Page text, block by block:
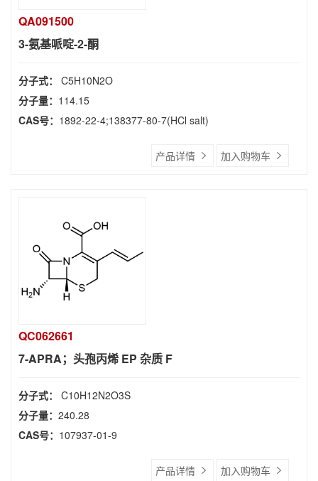
QA091500
3-氨基哌啶-2-酮
分子式： C5H10N2O
分子量： 114.15
CAS号： 1892-22-4;138377-80-7(HCl salt)
产品详情 加入购物车
QC062661
7-APRA；头孢丙烯 EP 杂质 F
分子式： C10H12N2O3S
分子量： 240.28
CAS号： 107937-01-9
产品详情 加入购物车